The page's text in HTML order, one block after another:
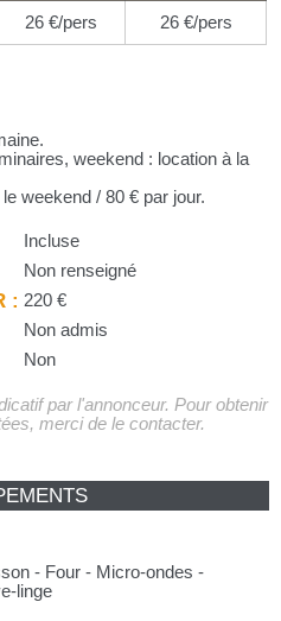
26 €/pers 26 €/pers
weekend : location à la
weekend / 80 € par jour.
Incluse
Non renseigné
: 220 €
Non admis
Non
par l'annonceur. Pour obtenir
merci de le contacter.
- Four - Micro-ondes -
linge